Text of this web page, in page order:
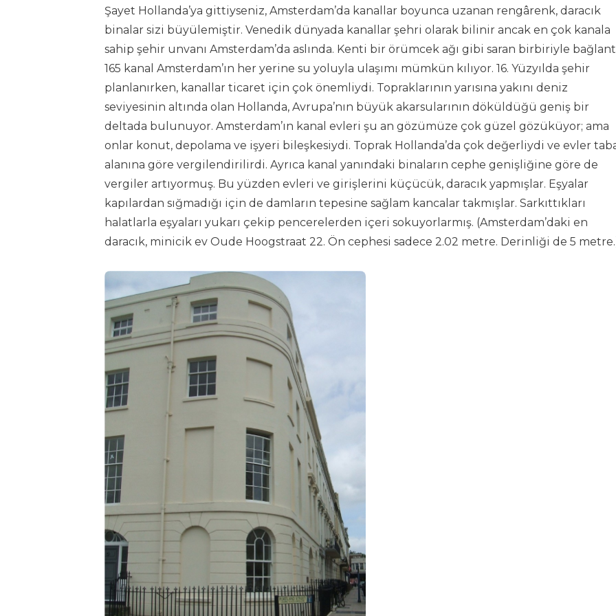
Şayet Hollanda’ya gittiyseniz, Amsterdam’da kanallar boyunca uzanan rengârenk, daracık
binalar sizi büyülemiştir. Venedik dünyada kanallar şehri olarak bilinir ancak en çok kanala
sahip şehir unvanı Amsterdam’da aslında. Kenti bir örümcek ağı gibi saran birbiriyle
165 kanal Amsterdam’ın her yerine su yoluyla ulaşımı mümkün kılıyor. 16. Yüzyılda şehir
planlanırken, kanallar ticaret için çok önemliydi. Topraklarının yarısına yakını deniz
seviyesinin altında olan Hollanda, Avrupa’nın büyük akarsularının döküldüğü geniş bir
deltada bulunuyor. Amsterdam’ın kanal evleri şu an gözümüze çok güzel gözüküyor; ama
onlar konut, depolama ve işyeri bileşkesiydi. Toprak Hollanda’da çok değerliydi ve evler
alanına göre vergilendirilirdi. Ayrıca kanal yanındaki binaların cephe genişliğine göre de
vergiler artıyormuş. Bu yüzden evleri ve girişlerini küçücük, daracık yapmışlar. Eşyalar
kapılardan sığmadığı için de damların tepesine sağlam kancalar takmışlar. Sarkıttıkları
halatlarla eşyaları yukarı çekip pencerelerden içeri sokuyorlarmış. (Amsterdam’daki en
daracık, minicik ev Oude Hoogstraat 22. Ön cephesi sadece 2.02 metre. Derinliği de 5